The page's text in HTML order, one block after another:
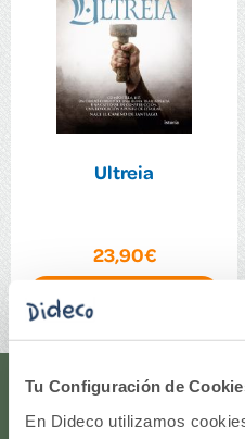
Tu Configuración de
En Dideco utilizamos
Ultreia
23,90€
¿Te